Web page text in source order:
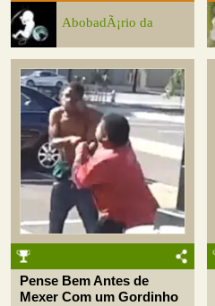
AbobadÃ¡rio da
Pense Bem Antes de
Mexer Com um Gordinho